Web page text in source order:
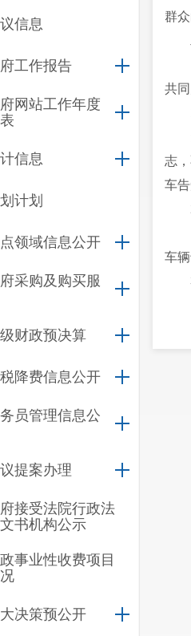
信息
工作报告
网站工作年度
信息
计划
领域信息公开
采购及购买服
财政预决算
降费信息公开
员管理信息公
提案办理
接受法院行政法
书机构公示
事业性收费项目
决策预公开
群
二
昆
共
1.
经
志
车
2.
昆
车
3.
昆
辆